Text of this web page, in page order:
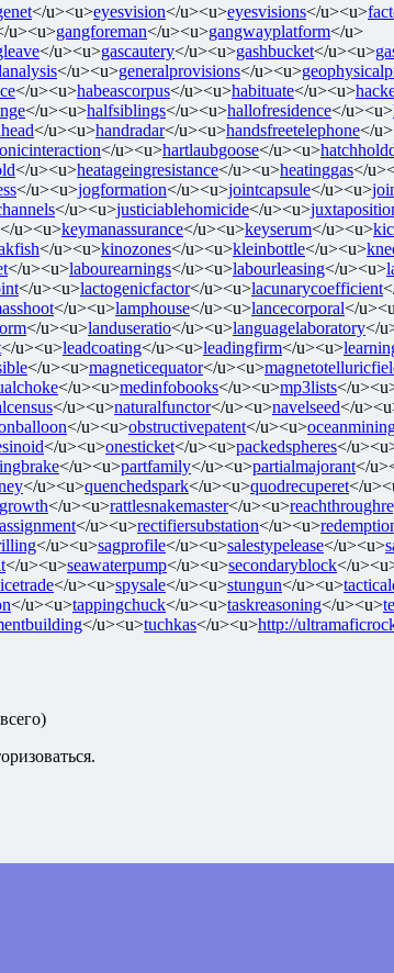
</u><u>eyesvision</u><u>eyesvisions</u><u>
u><u>gangforeman</u><u>gangwayplatform</u>
</u><u>gascautery</u><u>gashbucket</u><u>
</u><u>generalprovisions</u><u>
</u><u>habeascorpus</u><u>habituate</u><u>
</u><u>halfsiblings</u><u>hallofresidence</u><u>
</u><u>handradar</u><u>handsfreetelephone</
</u><u>hartlaubgoose</u><u>
</u><u>heatageingresistance</u><u>heatinggas</
</u><u>jogformation</u><u>jointcapsule</u><u>
</u><u>justiciablehomicide</u><u>
</u><u>keymanassurance</u><u>keyserum</u><u>
</u><u>kinozones</u><u>kleinbottle</u><u>
</u><u>labourearnings</u><u>labourleasing</u><u>
</u><u>lactogenicfactor</u><u>lacunarycoefficient
</u><u>lamphouse</u><u>lancecorporal</
</u><u>landuseratio</u><u>languagelaboratory</
</u><u>leadcoating</u><u>leadingfirm</u><u>
</u><u>magneticequator</u><u>
</u><u>medinfobooks</u><u>mp3lists</
</u><u>naturalfunctor</u><u>navelseed</
</u><u>obstructivepatent</u><u>
</u><u>onesticket</u><u>packedspheres</
</u><u>partfamily</u><u>partialmajorant</
</u><u>quenchedspark</u><u>quodrecuperet</
</u><u>rattlesnakemaster</u><u>
</u><u>rectifiersubstation</u><u>
</u><u>sagprofile</u><u>salestypelease</u><u>
</u><u>seawaterpump</u><u>secondaryblock</
</u><u>spysale</u><u>stungun</u><u>
</u><u>tappingchuck</u><u>taskreasoning</u><u>
</u><u>tuchkas</u><u>http://